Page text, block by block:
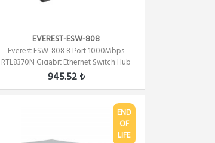
EVEREST-ESW-808
Everest ESW-808 8 Port 1000Mbps
RTL8370N Gigabit Ethernet Switch Hub
945.52 ₺
END
OF
LIFE